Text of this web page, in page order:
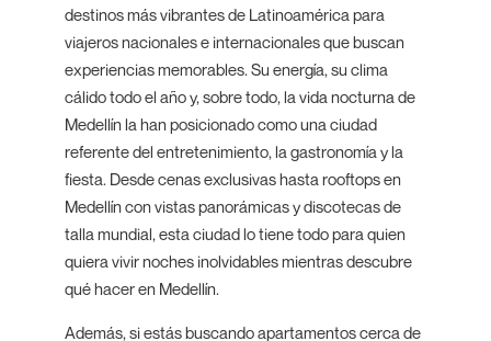
destinos más vibrantes de Latinoamérica para
viajeros nacionales e internacionales que buscan
experiencias memorables. Su energía, su clima
cálido todo el año y, sobre todo, la vida nocturna de
Medellín la han posicionado como una ciudad
referente del entretenimiento, la gastronomía y la
fiesta. Desde cenas exclusivas hasta rooftops en
Medellín con vistas panorámicas y discotecas de
talla mundial, esta ciudad lo tiene todo para quien
quiera vivir noches inolvidables mientras descubre
qué hacer en Medellín.
Además, si estás buscando apartamentos cerca de